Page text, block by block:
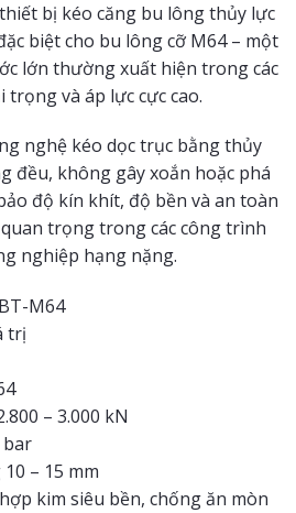
bị kéo căng bu lông thủy lực
biệt cho bu lông cỡ M64 – một
lớn thường xuất hiện trong các
và áp lực cực cao.
nghệ kéo dọc trục bằng thủy
đều, không gây xoắn hoặc phá
độ kín khít, độ bền và an toàn
trọng trong các công trình
nghiệp hạng nặng.
M64
trị
– 3.000 kN
bar
– 15 mm
kim siêu bền, chống ăn mòn